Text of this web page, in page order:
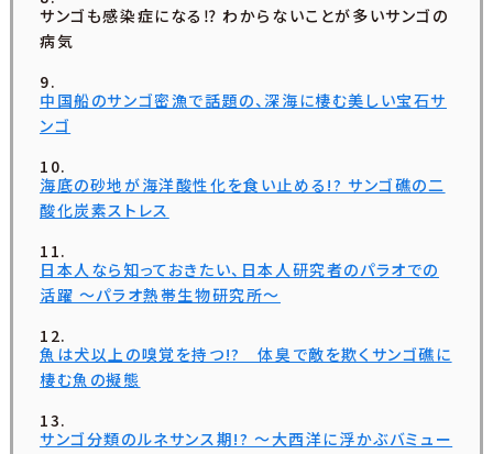
サンゴも感染症になる⁉ わからないことが多いサンゴの
病気
中国船のサンゴ密漁で話題の、深海に棲む美しい宝石サ
ンゴ
海底の砂地が海洋酸性化を食い止める!? サンゴ礁の二
酸化炭素ストレス
日本人なら知っておきたい、日本人研究者のパラオでの
活躍 ～パラオ熱帯生物研究所～
魚は犬以上の嗅覚を持つ!? 体臭で敵を欺くサンゴ礁に
棲む魚の擬態
サンゴ分類のルネサンス期!? ～大西洋に浮かぶバミュー